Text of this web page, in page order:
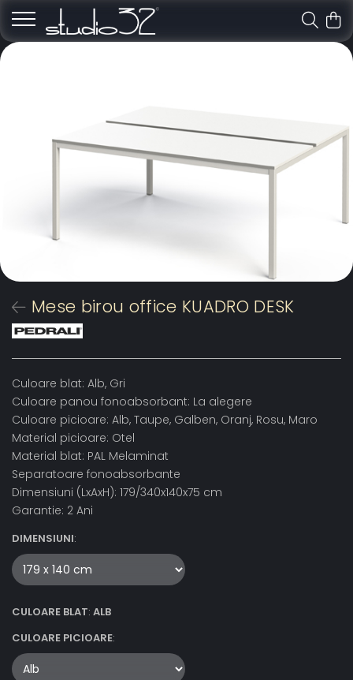
Mese birou office KUADRO DESK
Culoare blat: Alb, Gri
Culoare panou fonoabsorbant: La alegere
Culoare picioare: Alb, Taupe, Galben, Oranj, Rosu, Maro
Material picioare: Otel
Material blat: PAL Melaminat
Separatoare fonoabsorbante
Dimensiuni (LxAxH): 179/340x140x75 cm
Garantie: 2 Ani
DIMENSIUNI:
CULOARE BLAT: ALB
CULOARE PICIOARE: